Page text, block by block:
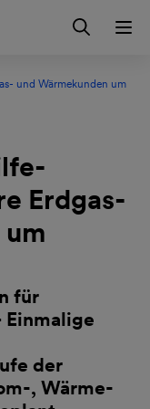
und Wärmekunden um
Erdgas-
für
Einmalige
der
, Wärme-